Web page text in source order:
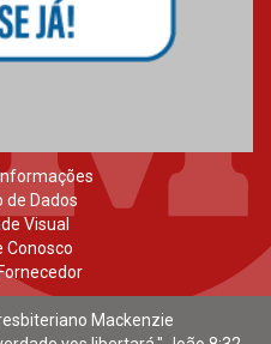
de Dados
Visual
Conosco
Mackenzie